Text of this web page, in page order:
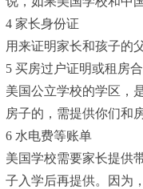
4 家长身份证
用来证明家长和孩子的
5 买房过户证明或租房
美国公立学校的学区，
房子的，需提供你们和
6 水电费等账单
美国学校需要家长提供
子入学后再提供。因为